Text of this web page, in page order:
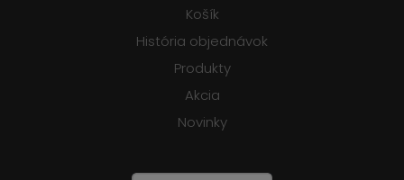
Košík
História objednávok
Produkty
Akcia
Novinky